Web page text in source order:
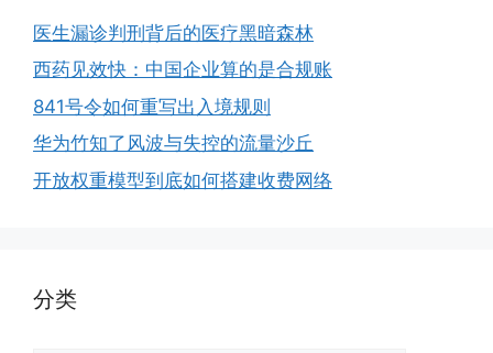
医生漏诊判刑背后的医疗黑暗森林
西药见效快：中国企业算的是合规账
841号令如何重写出入境规则
华为竹知了风波与失控的流量沙丘
开放权重模型到底如何搭建收费网络
分类